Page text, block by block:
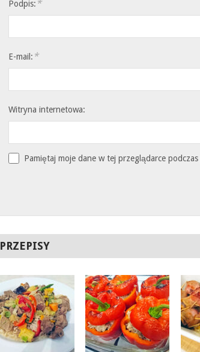
Podpis: *
E-mail: *
Witryna internetowa:
Pamiętaj moje dane w tej przeglądarce
PRZEPISY